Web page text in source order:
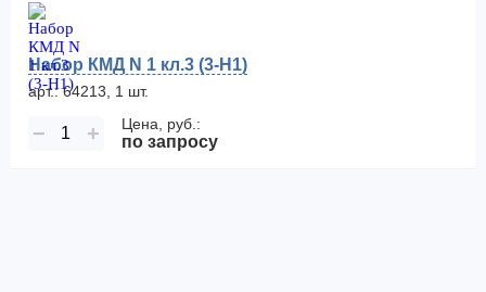
Набор КМД N 1 кл.3 (3-Н1)
арт.: 64213, 1 шт.
− + Цена, руб.:
по запросу